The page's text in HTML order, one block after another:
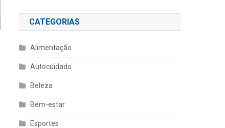
CATEGORIAS
Alimentação
Autocuidado
Beleza
Bem-estar
Esportes